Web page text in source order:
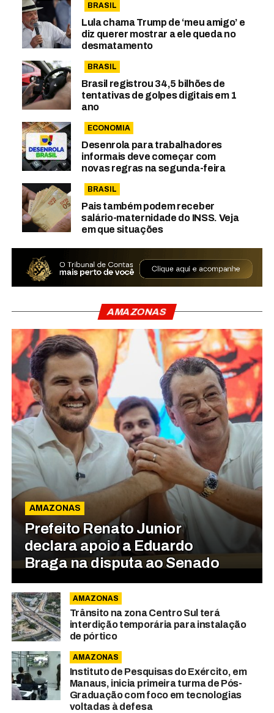
BRASIL
Lula chama Trump de ‘meu amigo’ e
diz querer mostrar a ele queda no
desmatamento
BRASIL
Brasil registrou 34,5 bilhões de
tentativas de golpes digitais em 1
ano
ECONOMIA
Desenrola para trabalhadores
informais deve começar com
novas regras na segunda-feira
BRASIL
Pais também podem receber
salário-maternidade do INSS. Veja
em que situações
AMAZONAS
AMAZONAS
Prefeito Renato Junior
declara apoio a Eduardo
Braga na disputa ao Senado
AMAZONAS
Trânsito na zona Centro Sul terá
interdição temporária para instalação
de pórtico
AMAZONAS
Instituto de Pesquisas do Exército, em
Manaus, inicia primeira turma de Pós-
Graduação com foco em tecnologias
voltadas à defesa